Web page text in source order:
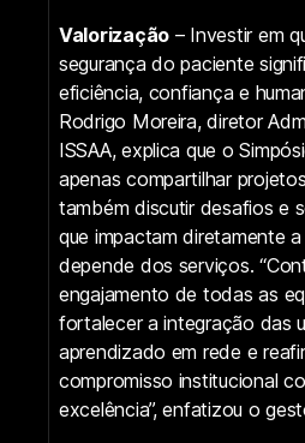
Valorização – Investir em
segurança do paciente
eficiência, confiança e
Rodrigo Moreira, diretor
ISSAA, explica que o
apenas compartilhar
também discutir desafios e
que impactam diretamente
depende dos serviços.
engajamento de todas as
fortalecer a integração das
aprendizado em rede e
compromisso institucional
excelência”, enfatizou o